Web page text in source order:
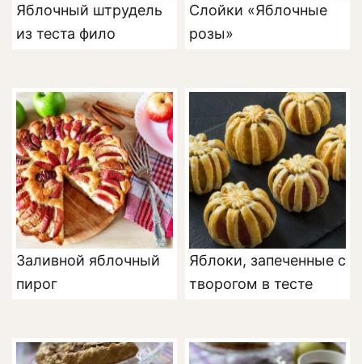
Яблочный штрудель
из теста фило
Слойки «Яблочные
розы»
Заливной яблочный
пирог
Яблоки, запеченные с
творогом в тесте